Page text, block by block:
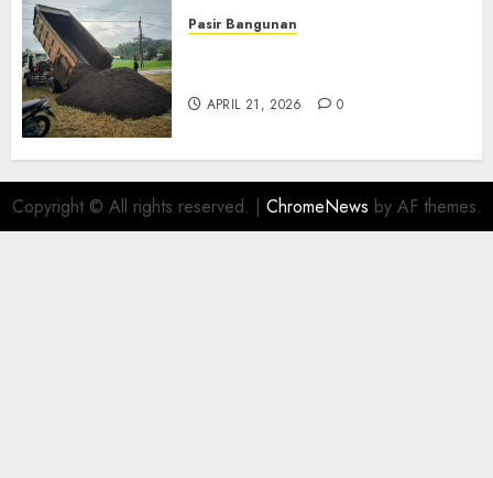
Pasir Bangunan
APRIL 21, 2026 0
Copyright © All rights reserved. | ChromeNews by AF themes.